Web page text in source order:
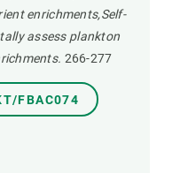
enrichments,Self-
assess plankton
266-277
FBAC074